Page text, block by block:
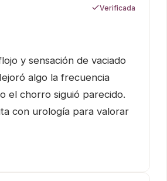
Verificada
y sensación de vaciado
algo la frecuencia
el chorro siguió parecido.
con urología para valorar